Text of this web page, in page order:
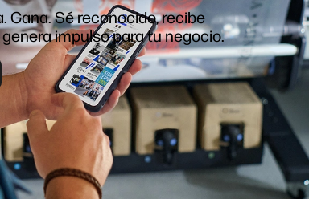
Gana. Sé reconocido, recibe
impulso para tu negocio.